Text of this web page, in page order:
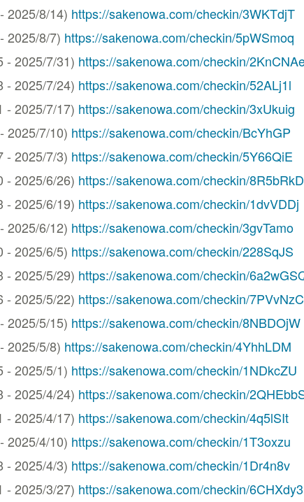
2025/8/14) https://sakenowa.com/checkin/3WKTdjT
2025/8/7) https://sakenowa.com/checkin/5pWSmoq
- 2025/7/31) https://sakenowa.com/checkin/
- 2025/7/24) https://sakenowa.com/checkin/52ALj1l
- 2025/7/17) https://sakenowa.com/checkin/3xUkuig
2025/7/10) https://sakenowa.com/checkin/BcYhGP
- 2025/7/3) https://sakenowa.com/checkin/5Y66QiE
- 2025/6/26) https://sakenowa.com/checkin/8R5bRkD
- 2025/6/19) https://sakenowa.com/checkin/1dvVDDj
2025/6/12) https://sakenowa.com/checkin/3gvTamo
- 2025/6/5) https://sakenowa.com/checkin/228SqJS
- 2025/5/29) https://sakenowa.com/checkin/
- 2025/5/22) https://sakenowa.com/checkin/7PVvNzC
2025/5/15) https://sakenowa.com/checkin/8NBDOjW
2025/5/8) https://sakenowa.com/checkin/4YhhLDM
- 2025/5/1) https://sakenowa.com/checkin/1NDkcZU
- 2025/4/24) https://sakenowa.com/checkin/
- 2025/4/17) https://sakenowa.com/checkin/4q5lSIt
2025/4/10) https://sakenowa.com/checkin/1T3oxzu
- 2025/4/3) https://sakenowa.com/checkin/1Dr4n8v
- 2025/3/27) https://sakenowa.com/checkin/6CHXdy3